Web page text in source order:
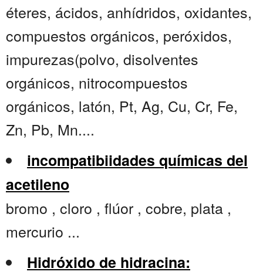
éteres, ácidos, anhídridos, oxidantes,
compuestos orgánicos, peróxidos,
impurezas(polvo, disolventes
orgánicos, nitrocompuestos
orgánicos, latón, Pt, Ag, Cu, Cr, Fe,
Zn, Pb, Mn....
incompatibiidades químicas del
acetileno
bromo , cloro , flúor , cobre, plata ,
mercurio ...
Hidróxido de hidracina: